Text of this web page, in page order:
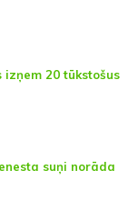
20 tūkstošus
suņi norāda